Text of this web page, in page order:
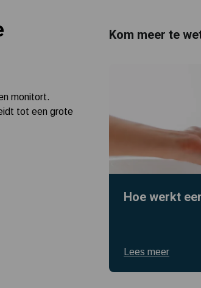
monitort.
tot een grote
Kom meer te
Hoe werkt
Lees meer